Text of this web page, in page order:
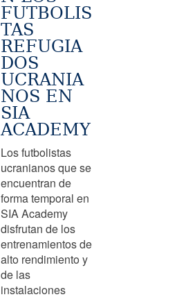
FUTBOLIS
TAS
REFUGIA
DOS
UCRANIA
NOS EN
SIA
ACADEMY
Los futbolistas
ucranianos que se
encuentran de
forma temporal en
SIA Academy
disfrutan de los
entrenamientos de
alto rendimiento y
de las
instalaciones